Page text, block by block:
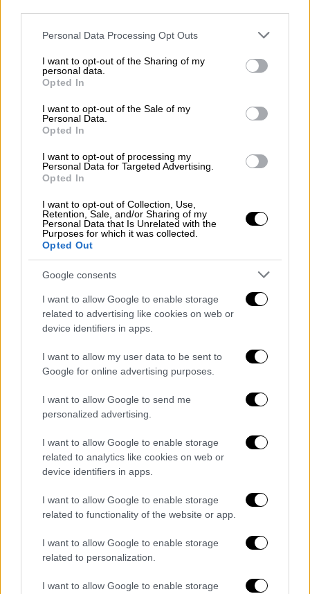
Please note that this website/app uses one or more Google
not limited to your visit or usage behaviour. You may click to
grant or deny consent to Google and its third-party tags to
use your data for below specified purposes in below Google
consent section.
Personal Data Processing Opt Outs
I want to opt-out of the Sharing of my
personal data.
Opted In
I want to opt-out of the Sale of my
Personal Data.
Opted In
I want to opt-out of processing my
Personal Data for Targeted Advertising.
Opted In
I want to opt-out of Collection, Use,
Retention, Sale, and/or Sharing of my
Personal Data that Is Unrelated with the
Purposes for which it was collected.
Opted Out
Google consents
I want to allow Google to enable storage
related to advertising like cookies on web or
device identifiers in apps.
I want to allow my user data to be sent to
Google for online advertising purposes.
I want to allow Google to send me
personalized advertising.
I want to allow Google to enable storage
related to analytics like cookies on web or
device identifiers in apps.
I want to allow Google to enable storage
related to functionality of the website or app.
I want to allow Google to enable storage
related to personalization.
I want to allow Google to enable storage
Θαπατέρο: Κοσμήματα εκατομμυρίων
Κόσμος|26.05.2026 23:37
ΗΠΑ: Εργατικό δυστύχημα σε
Ενας νεκρός, αρκετοί τραυματίες
Ο ισραηλινός πρωθυπουργός
Νετανιάχουανέφερε σε σχετική ανάρτηση
στην πλατφόρμα Χ ότι «Επιτεθήκαμε στον
Μοχάμεντ Όντα στη Γάζα-τον ηγέτη του
στρατιωτικούβραχίονα τηςΧαμάςκαι έναν
από τους αρχιτέκτονες της σφαγής της 7ης
Οκτωβρίου 2023. Θα φθάσουμε σε όλους
τους».
מנהיג הזרוע הצבאית של חמאס ואחד
מאדריכלי טבח ה-7 באוקטובר. אנחנו
נגיע לכולם
— Benjamin Netanyahu - בנימין נתניהו
(@netanyahu)May 26, 2026
Ο ισραηλινός πρωθυπουργός δεν ανέφερε
ωστόσο περαιτέρω λεπτομέρειες. ΟΌντα
είχε διαδεχθεί τον Ιζ αλ-Ντιν αλ-Χαντάντ, ο
επίθεση στις 15 Μαΐου.